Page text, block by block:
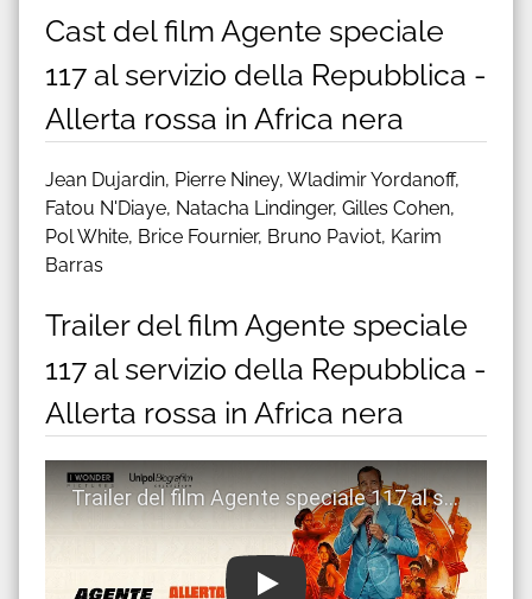
Cast del film Agente speciale
117 al servizio della Repubblica -
Allerta rossa in Africa nera
Jean Dujardin, Pierre Niney, Wladimir Yordanoff,
Fatou N'Diaye, Natacha Lindinger, Gilles Cohen,
Pol White, Brice Fournier, Bruno Paviot, Karim
Barras
Trailer del film Agente speciale
117 al servizio della Repubblica -
Allerta rossa in Africa nera
Guarda trailer del film Agente speciale 117 al